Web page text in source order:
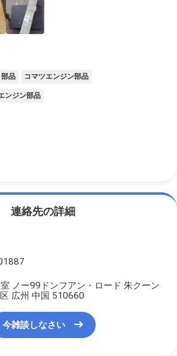
品 コマツエンジン部品
ンジン部品
連絡先の詳細
ノー99ドンフアン・ロード 朱クーン
広州 中国 510660
今雑談しなさい